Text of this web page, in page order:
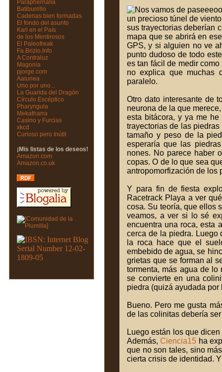
un precioso túnel de
sus trayectorias deberían
mapa que se abrirá en
GPS, y si alguien no ve
punto dudoso de todo
es tan fácil de medir
no explica que muchas
paralelo.
Otro dato interesante de
neurona de la que
esta bitácora, y ya me
trayectorias de las
tamaño y peso de la
esperaría que las
nones. No parece haber
copas. O de lo que sea
antropomorfización de los
Y para fin de fiesta
Racetrack Playa a ver
cosa. Su teoría, que ellos
veamos, a ver si lo sé
encuentra una roca, esta
cerca de la piedra. Luego
la roca hace que el
embebido de agua, se
grietas que se forman al
tormenta, más agua de
se convierte en una
piedra (quizá ayudada
Bueno. Pero me gusta
de las colinitas debería
Luego están los que
Además, Ciencia15 ha
que no son tales, sino
cierta crisis de identidad.
Paraphernalia
Batiburrillo
Cadenas bien formadas
El fondo del asunto
Karl en el País
de los Mentirosos
El Paleofreak
Fa.Brizio.Info
A Contraluz
Magonia
pjorge.com
Aaiunea
Uno por uno...
La Guarida del Dragón
Círculo Escéptico
Pharyngula
Mekatharra
Casino y Furcias
xkcd
Curioso pero Inútil
¡Mis listas de los deseos!
Amazon.com
Amazon.co.uk